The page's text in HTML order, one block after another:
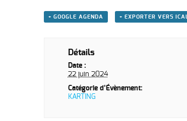
+ GOOGLE AGENDA + EXPORTER VERS ICAL
Détails
Date :
22 juin 2024
Catégorie d’Évènement:
KARTING